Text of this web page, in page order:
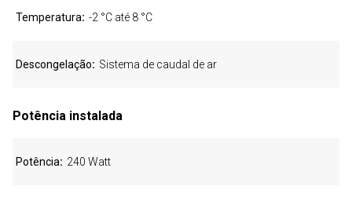
Temperatura -2 °C até 8 °C
Descongelação Sistema de caudal de ar
Potência instalada
Potência 240 Watt